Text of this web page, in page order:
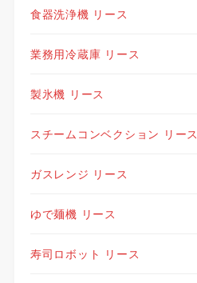
食器洗浄機 リース
業務用冷蔵庫 リース
製氷機 リース
スチームコンベクション リース
ガスレンジ リース
ゆで麺機 リース
寿司ロボット リース